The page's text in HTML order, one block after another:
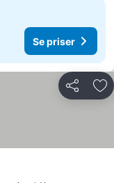
Se priser
Dela